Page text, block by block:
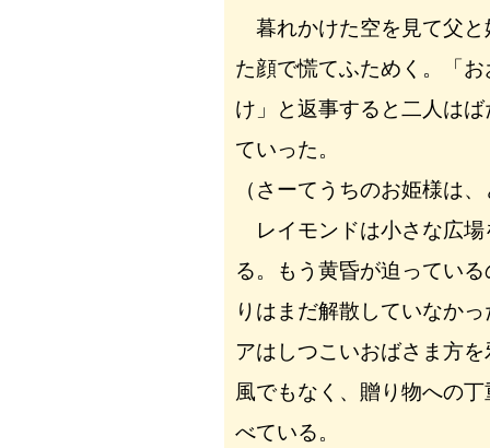
暮れかけた空を見て父と
た顔で慌てふためく。「
け」と返事すると二人は
ていった。
（さーてうちのお姫様は
レイモンドは小さな広場
る。もう黄昏が迫ってい
りはまだ解散していなか
アはしつこいおばさま方
風でもなく、贈り物への
べている。